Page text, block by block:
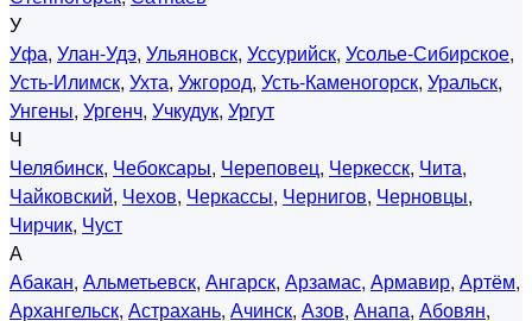
У
Уфа, Улан-Удэ, Ульяновск, Уссурийск, Усолье-Сибирское,
Усть-Илимск, Ухта, Ужгород, Усть-Каменогорск, Уральск,
Унгены, Ургенч, Учкудук, Ургут
Ч
Челябинск, Чебоксары, Череповец, Черкесск, Чита,
Чайковский, Чехов, Черкассы, Чернигов, Черновцы,
Чирчик, Чуст
А
Абакан, Альметьевск, Ангарск, Арзамас, Армавир, Артём,
Архангельск, Астрахань, Ачинск, Азов, Анапа, Абовян,